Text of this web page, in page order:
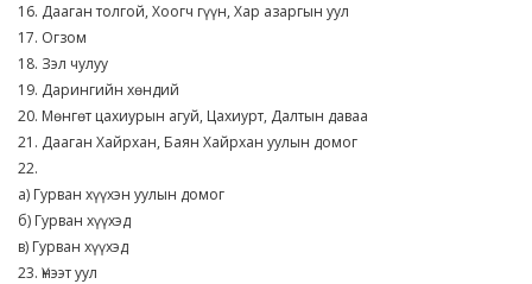
16. Дааган толгой, Хоогч гүүн, Хар азаргын уул
17. Огзом
18. Зэл чулуу
19. Дарингийн хөндий
20. Мөнгөт цахиурын агуй, Цахиурт, Далтын даваа
21. Дааган Хайрхан, Баян Хайрхан уулын домог
22.
а) Гурван хүүхэн уулын домог
б) Гурван хүүхэд
в) Гурван хүүхэд
23. Үнээт уул